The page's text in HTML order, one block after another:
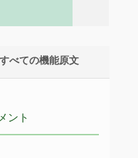
すべての機能原文
ント